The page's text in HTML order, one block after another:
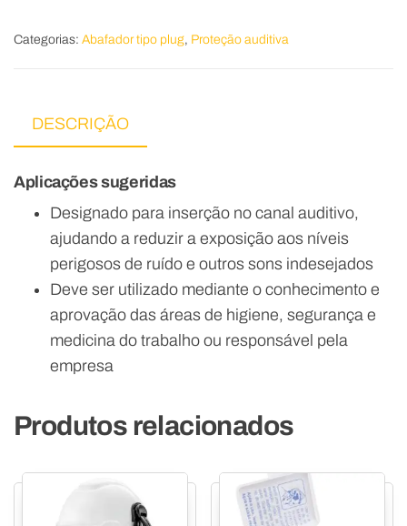
Categorias: Abafador tipo plug, Proteção auditiva
DESCRIÇÃO
Aplicações sugeridas
Designado para inserção no canal auditivo,
ajudando a reduzir a exposição aos níveis
perigosos de ruído e outros sons indesejados
Deve ser utilizado mediante o conhecimento e
aprovação das áreas de higiene, segurança e
medicina do trabalho ou responsável pela
empresa
Produtos relacionados